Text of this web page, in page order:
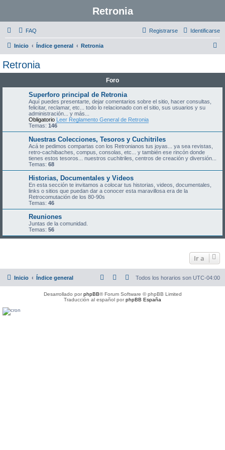
Retronia
FAQ Identificarse
Registrarse
Inicio Índice general Retronia
Retronia
Foro
Superforo principal de Retronia
Aquí puedes presentarte, dejar comentarios sobre el sitio, hacer consultas,
felicitar, reclamar, etc... todo lo relacionado con el sitio, sus usuarios y su
administración... y más...
Obligatorio Leer Reglamento General de Retronia
Temas: 146
Nuestras Colecciones, Tesoros y Cuchitriles
Acá te pedimos compartas con los Retronianos tus joyas... ya sea revistas,
retro-cachibaches, compus, consolas, etc... y también ese rincón donde
tienes estos tesoros... nuestros cuchitriles, centros de creación y diversión...
Temas: 68
Historias, Documentales y Videos
En esta sección te invitamos a colocar tus historias, videos, documentales,
links o sitios que puedan dar a conocer esta maravillosa era de la
Retrocomutación de los 80-90s
Temas: 46
Reuniones
Juntas de la comunidad.
Temas: 56
Ir a
Inicio Índice general Todos los horarios son UTC-04:00
Desarrollado porphpBB® Forum Software © phpBB Limited
Traducción al español porphpBB España